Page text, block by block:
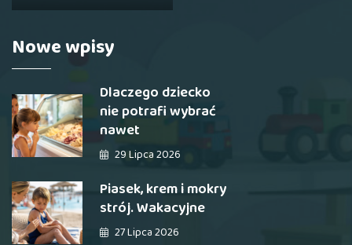
Nowe wpisy
Dlaczego dziecko
nie potrafi wybrać
nawet
29 Lipca 2026
Piasek, krem i mokry
strój. Wakacyjne
27 Lipca 2026